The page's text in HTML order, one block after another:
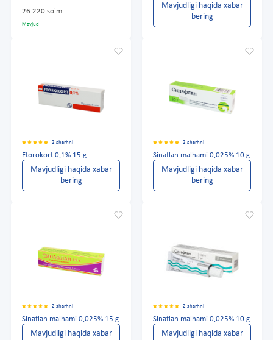
26 220 so'm
Mavjud
Mavjudligi haqida xabar
bering
2 sharhni
Ftorokort 0,1% 15 g
Mavjudligi haqida xabar
bering
2 sharhni
Sinaflan malhami 0,025% 10 g
Mavjudligi haqida xabar
bering
2 sharhni
Sinaflan malhami 0,025% 15 g
Mavjudligi haqida xabar
2 sharhni
Sinaflan malhami 0,025% 10 g
Mavjudligi haqida xabar